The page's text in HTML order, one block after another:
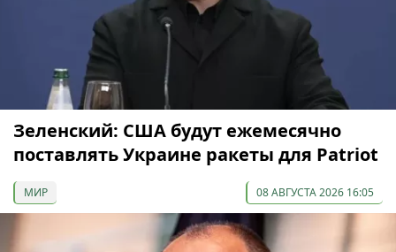
Зеленский: США будут ежемесячно
поставлять Украине ракеты для Patriot
МИР 08 АВГУСТА 2026 16:05